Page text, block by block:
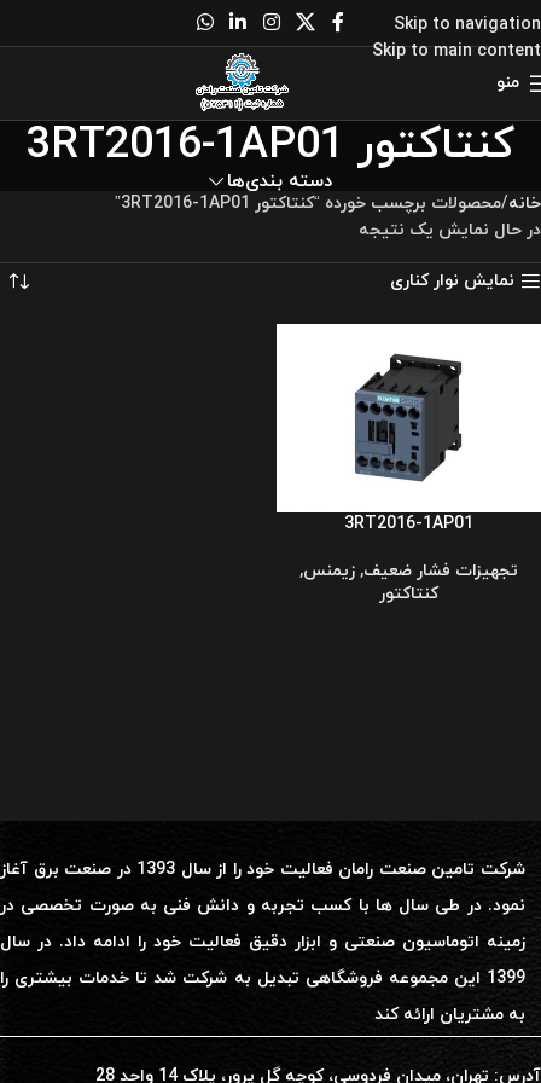
Skip to navigation
Skip to main content
منو
کنتاکتور 3RT2016-1AP01
دسته بندی‌ها
خانه محصولات برچسب خورده “کنتاکتور 3RT2016-1AP01”
در حال نمایش یک نتیجه
نمایش نوار کناری
3RT2016-1AP01
تجهیزات فشار ضعیف, زیمنس,
کنتاکتور
شرکت تامین صنعت رامان فعالیت خود را از سال 1393 در صنعت برق آغاز
نمود. در طی سال ها با کسب تجربه و دانش فنی به صورت تخصصی در
زمینه اتوماسیون صنعتی و ابزار دقیق فعالیت خود را ادامه داد. در سال
1399 این مجموعه فروشگاهی تبدیل به شرکت شد تا خدمات بیشتری را
به مشتریان ارائه کند
آدرس: تهران، میدان فردوسی، کوچه گل پرور، پلاک 14 واحد 28